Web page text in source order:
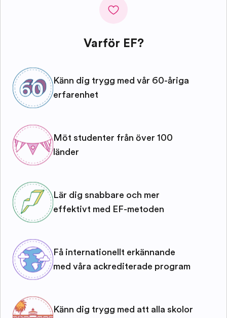
Varför EF?
Känn dig trygg med vår 60-åriga
erfarenhet
Möt studenter från över 100
länder
Lär dig snabbare och mer
effektivt med EF-metoden
Få internationellt erkännande
med våra ackrediterade program
Känn dig trygg med att alla skolor